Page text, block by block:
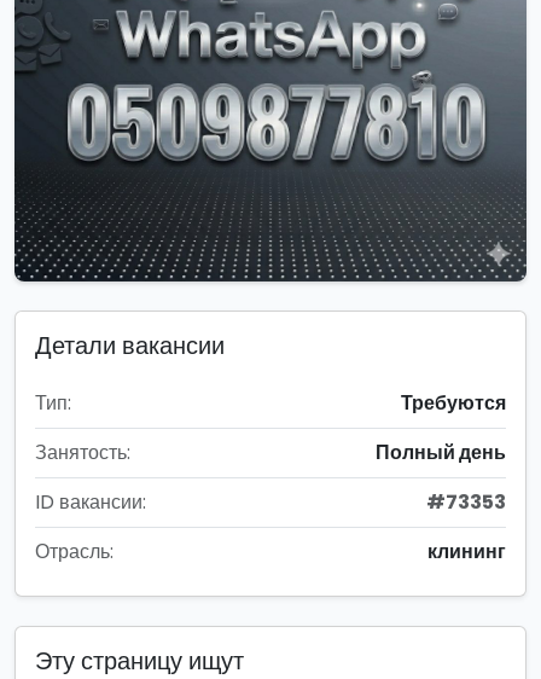
Детали вакансии
Тип:
Требуются
Занятость:
Полный день
ID вакансии:
#73353
Отрасль:
клининг
Эту страницу ищут